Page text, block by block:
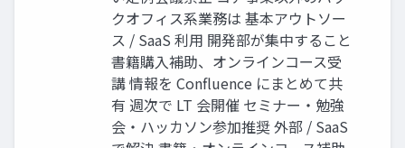
クオフィス系業務は 基本アウトソー
ス / SaaS 利用 開発部が集中すること
書籍購入補助、オンラインコース受
講 情報を Conﬂuence にまとめて共
有 週次で LT 会開催 セミナー・勉強
会・ハッカソン参加推奨 外部 / SaaS